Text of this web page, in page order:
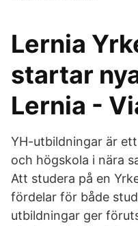
Lernia
startar
Lernia -
YH-utbildningar är
och högskola i nära
Att studera på en
fördelar för både
utbildningar ger